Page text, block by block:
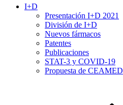
I+D
Presentación I+D 2021
División de I+D
Nuevos fármacos
Patentes
Publicaciones
STAT-3 y COVID-19
Propuesta de CEAMED